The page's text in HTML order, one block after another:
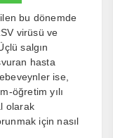
bu dönemde
virüsü ve
salgın
hasta
ise,
öğretim yılı
olarak
için nasıl